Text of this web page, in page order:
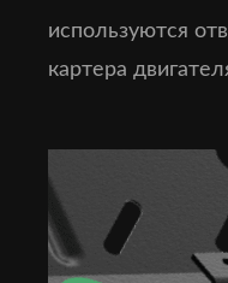
используются
картера